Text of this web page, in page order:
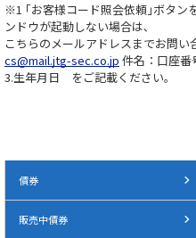
※1 ｢お客様コード照会依頼｣ボタン
ンドウが起動しない場合は､
こちらのメールアドレスまでお問い
cs@mail.jtg-sec.co.jp 件名：口座
3.生年月日 をご記載ください｡
債券
販売中債券